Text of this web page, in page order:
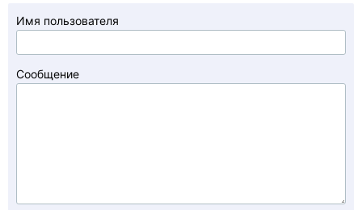
Имя пользователя
Сообщение